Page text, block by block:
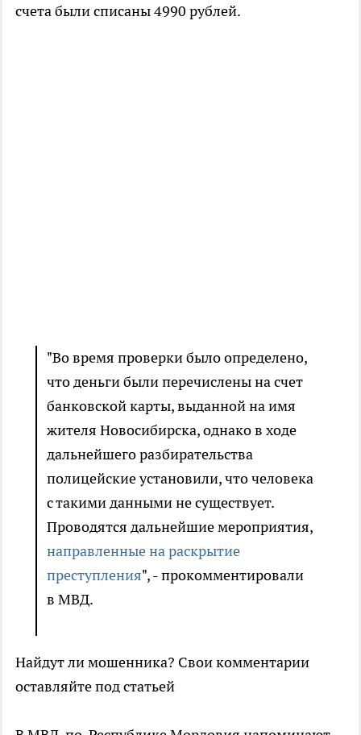
счета были списаны 4990 рублей.
"Во время проверки было определено,
что деньги были перечислены на счет
банковской карты, выданной на имя
жителя Новосибирска, однако в ходе
дальнейшего разбирательства
полицейские установили, что человека
с такими данными не существует.
Проводятся дальнейшие мероприятия,
направленные на раскрытие
преступления", - прокомментировали
в МВД.
Найдут ли мошенника? Свои комментарии
оставляйте под статьей